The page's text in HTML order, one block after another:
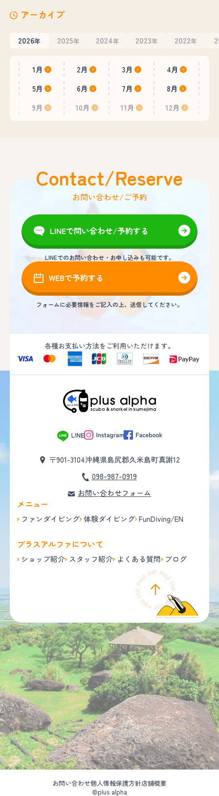
アーカイブ
2026年 2025年 2024年 2023年 2022年
1月 2月 3月
4月
5月
6月 7月
8月
9月
10月 11月 12月
Contact/Reserve
お問い合わせ/ご予約
LINEで問い合わせ/予約する
LINEでのお問い合わせ・お申し込みも可能です。
WEBで予約する
フォームに必要情報をご記入の上、送信してください。
各種お支払い方法をご利用いただけます。
〒901-3104沖縄県島尻郡久米島町真謝12
098-987-0919
お問い合わせフォーム
メニュー
ファンダイビング 体験ダイビング FunDiving/EN
プラスアルファについて
ショップ紹介 スタッフ紹介 よくある質問 ブログ
お問い合わせ個人情報保護方針店舗概要
©plus alpha